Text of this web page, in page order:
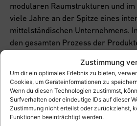
Zustimmung
Um dir ein optimales Erlebnis zu bieten,
Cookies, um Geräteinformationen zu
Wenn du diesen Technologien zustimmst,
Surfverhalten oder eindeutige IDs auf dieser
Zustimmung nicht erteilst oder zurückziehst,
Funktionen beeinträchtigt werden.
modularen Raumstrukturen und im
viele Jahre an der Spitze eines
mittelständischen Unternehmens.
den gesamten Prozess der
Projektmanagement von
über das Design bis zur
Den Multifunktionshocker Xbrick®
auf der Suche nach einem